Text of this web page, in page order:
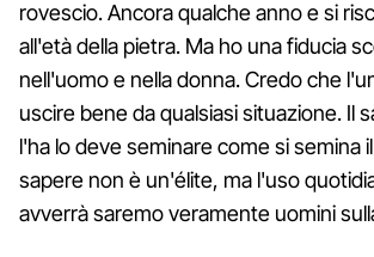
rovescio. Ancora qualche anno e si
all'età della pietra. Ma ho una fiducia
nell'uomo e nella donna. Credo che
uscire bene da qualsiasi situazione. Il
l'ha lo deve seminare come si semina
sapere non è un'élite, ma l'uso
avverrà saremo veramente uomini